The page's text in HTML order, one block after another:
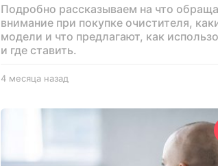
Подробно рассказываем на что
внимание при покупке очистителя,
модели и что предлагают, как
и где ставить.
4 месяца назад